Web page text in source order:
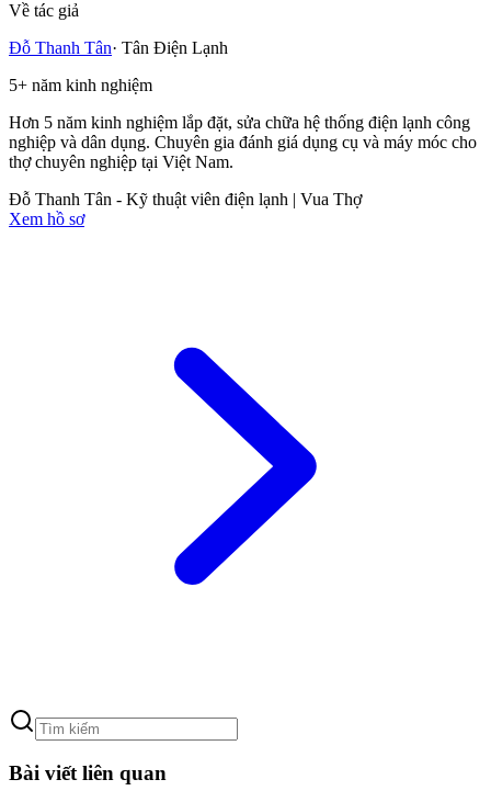
Về tác giả
Đỗ Thanh Tân· Tân Điện Lạnh
5+ năm kinh nghiệm
Hơn 5 năm kinh nghiệm lắp đặt, sửa chữa hệ thống điện lạnh công
nghiệp và dân dụng. Chuyên gia đánh giá dụng cụ và máy móc cho
thợ chuyên nghiệp tại Việt Nam.
Đỗ Thanh Tân - Kỹ thuật viên điện lạnh | Vua Thợ
Xem hồ sơ
Bài viết liên quan